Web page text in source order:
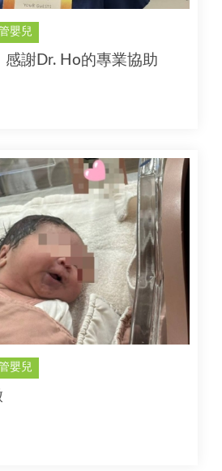
嬰兒
謝Dr. Ho的專業協助
嬰兒